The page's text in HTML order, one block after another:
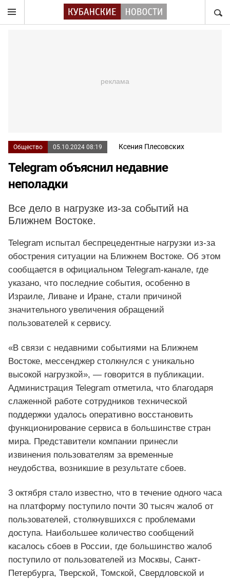
Общество 05.10.2024 08:19 Ксения Плесовских
Telegram объяснил недавние
неполадки
Все дело в нагрузке из-за событий на
Ближнем Востоке.
Telegram испытал беспрецедентные нагрузки из-за
обострения ситуации на Ближнем Востоке. Об этом
сообщается в официальном Telegram-канале, где
указано, что последние события, особенно в
Израиле, Ливане и Иране, стали причиной
значительного увеличения обращений
пользователей к сервису.
«В связи с недавними событиями на Ближнем
Востоке, мессенджер столкнулся с уникально
высокой нагрузкой», — говорится в публикации.
Администрация Telegram отметила, что благодаря
слаженной работе сотрудников технической
поддержки удалось оперативно восстановить
функционирование сервиса в большинстве стран
мира. Представители компании принесли
извинения пользователям за временные
неудобства, возникшие в результате сбоев.
3 октября стало известно, что в течение одного часа
на платформу поступило почти 30 тысяч жалоб от
пользователей, столкнувшихся с проблемами
доступа. Наибольшее количество сообщений
касалось сбоев в России, где большинство жалоб
поступило от пользователей из Москвы, Санкт-
Петербурга, Тверской, Томской, Свердловской и